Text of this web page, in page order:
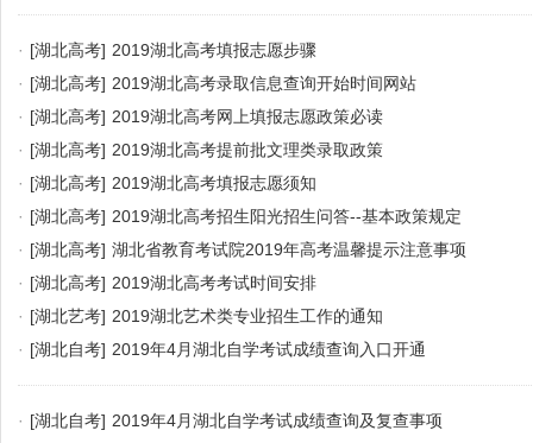
· [湖北高考] 2019湖北高考填报志愿步骤
· [湖北高考] 2019湖北高考录取信息查询开始时间网站
· [湖北高考] 2019湖北高考网上填报志愿政策必读
· [湖北高考] 2019湖北高考提前批文理类录取政策
· [湖北高考] 2019湖北高考填报志愿须知
· [湖北高考] 2019湖北高考招生阳光招生问答--基本政策规定
· [湖北高考] 湖北省教育考试院2019年高考温馨提示注意事项
· [湖北高考] 2019湖北高考考试时间安排
· [湖北艺考] 2019湖北艺术类专业招生工作的通知
· [湖北自考] 2019年4月湖北自学考试成绩查询入口开通
· [湖北自考] 2019年4月湖北自学考试成绩查询及复查事项